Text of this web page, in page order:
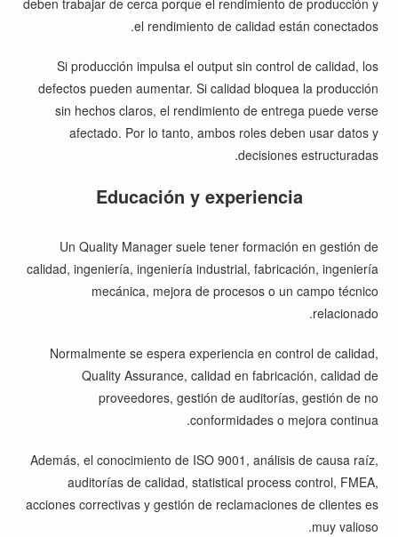
deben trabajar de cerca porque el rendimiento de producción y
el rendimiento de calidad están conectados.
Si producción impulsa el output sin control de calidad, los
defectos pueden aumentar. Si calidad bloquea la producción
sin hechos claros, el rendimiento de entrega puede verse
afectado. Por lo tanto, ambos roles deben usar datos y
decisiones estructuradas.
Educación y experiencia
Un Quality Manager suele tener formación en gestión de
calidad, ingeniería, ingeniería industrial, fabricación, ingeniería
mecánica, mejora de procesos o un campo técnico
relacionado.
Normalmente se espera experiencia en control de calidad,
Quality Assurance, calidad en fabricación, calidad de
proveedores, gestión de auditorías, gestión de no
conformidades o mejora continua.
Además, el conocimiento de ISO 9001, análisis de causa raíz,
auditorías de calidad, statistical process control, FMEA,
acciones correctivas y gestión de reclamaciones de clientes es
muy valioso.